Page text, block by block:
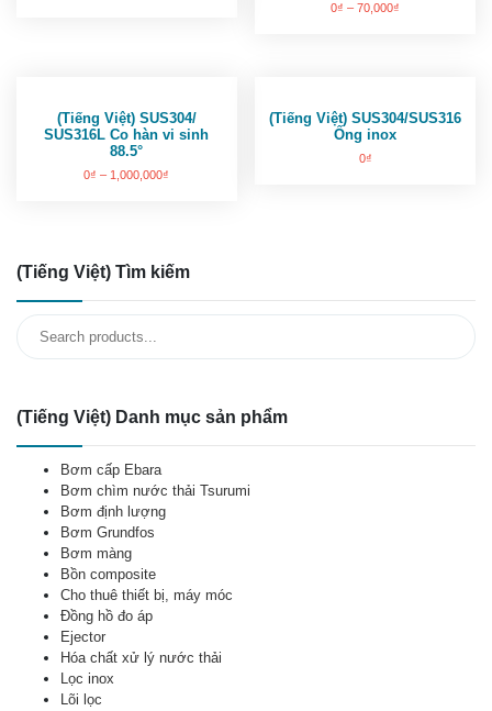
0₫ –70,000₫
(Tiếng Việt) SUS304/
SUS316L Co hàn vi sinh
88.5°
0₫ – 1,000,000₫
(Tiếng Việt) SUS304/SUS316
Ống inox
0₫
(Tiếng Việt) Tìm kiếm
Search
for:
(Tiếng Việt) Danh mục sản phẩm
Bơm cấp Ebara
Bơm chìm nước thải Tsurumi
Bơm định lượng
Bơm Grundfos
Bơm màng
Bồn composite
Cho thuê thiết bị, máy móc
Đồng hồ đo áp
Ejector
Hóa chất xử lý nước thải
Lọc inox
Lõi lọc